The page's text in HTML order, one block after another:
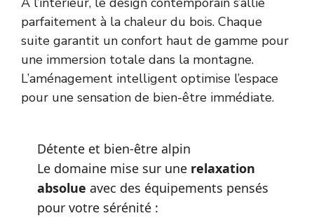
parfaitement à la chaleur du bois. Chaque
suite garantit un confort haut de gamme pour
une immersion totale dans la montagne.
L’aménagement intelligent optimise l’espace
pour une sensation de bien-être immédiate.
Détente et bien-être alpin
Le domaine mise sur une relaxation
absolue avec des équipements pensés
pour votre sérénité :